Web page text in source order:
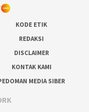
KODE ETIK
REDAKSI
DISCLAIMER
KONTAK KAMI
MEDIA SIBER